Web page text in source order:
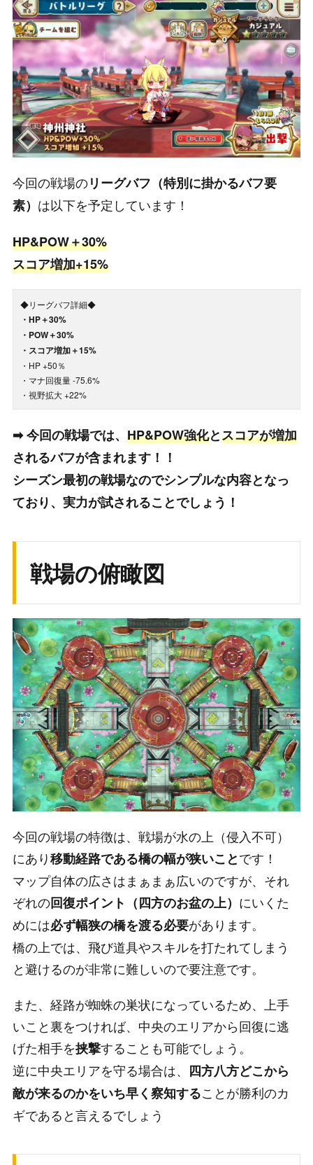
今回の戦場のリーグバフ（特別に掛かるバフ要
素） は以下を予定しています！
HP&POW＋30%
スコア増加+15%
◆リーグバフ詳細◆
・HP＋30%
・POW＋30%
・スコア増加＋15%
・HP +50％
・マナ回復量 -75.6%
・視野拡大 +22%
➡ 今回の戦場では、 HP&POW強化とスコアが増加
されるバフが含まれます！！
シーズン最初の戦場なのでシンプルな内容となっ
ており、実力が試されることでしょう！
戦場の俯瞰図
今回の戦場の特徴は、戦場が水の上（侵入不可）
にあり移動経路である橋の幅が狭いことです！
マップ自体の広さはまぁまぁ広いのですが、それ
ぞれの回復ポイント（四方のお盆の上） にいくた
めには必ず幅狭の橋を渡る必要があります。
橋の上では、飛び道具やスキルを打たれてしまう
と避けるのが非常に難しいので要注意です。
また、経路が蜘蛛の巣状になっているため、上手
いこと裏をつければ、中央のエリアから回復に逃
げた相手を挟撃することも可能でしょう。
逆に中央エリアを守る場合は、 四方八方どこから
敵が来るのかをいち早く察知することが勝利のカ
ギであると言えるでしょう